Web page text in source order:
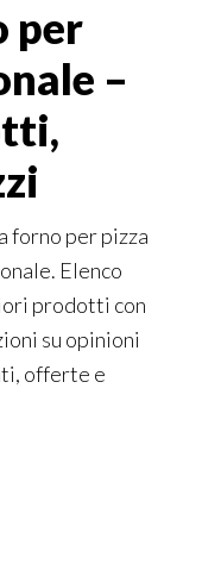
per
–
forno per pizza
Elenco
prodotti con
su opinioni
offerte e